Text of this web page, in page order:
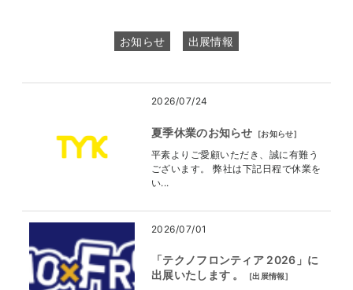
お知らせ 出展情報
2026/07/24
夏季休業のお知らせ [お知らせ]
平素よりご愛顧いただき、誠に有難う
ございます。 弊社は下記日程で休業を
い...
2026/07/01
「テクノフロンティア 2026」に
出展いたします 。
[出展情報]